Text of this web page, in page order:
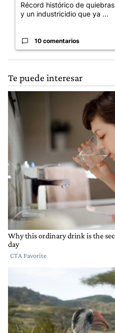
Récord histórico de quiebras
y un industricidio que ya ...
10 comentarios